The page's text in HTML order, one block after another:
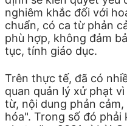
nghiêm khắc đối với
chuẩn, có ca từ phản
phù hợp, không đảm
tục, tính giáo dục.
Trên thực tế, đã có
quan quản lý xử phạt
từ, nội dung phản
hóa". Trong số đó phải